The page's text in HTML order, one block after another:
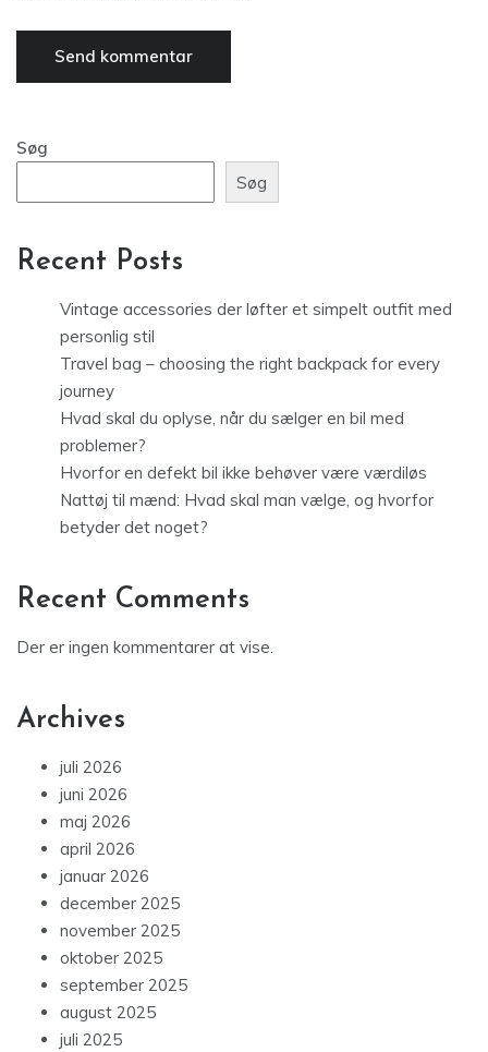
Søg
Søg
Recent Posts
Vintage accessories der løfter et simpelt outfit med
personlig stil
Travel bag – choosing the right backpack for every
journey
Hvad skal du oplyse, når du sælger en bil med
problemer?
Hvorfor en defekt bil ikke behøver være værdiløs
Nattøj til mænd: Hvad skal man vælge, og hvorfor
betyder det noget?
Recent Comments
Der er ingen kommentarer at vise.
Archives
juli 2026
juni 2026
maj 2026
april 2026
januar 2026
december 2025
november 2025
oktober 2025
september 2025
august 2025
juli 2025